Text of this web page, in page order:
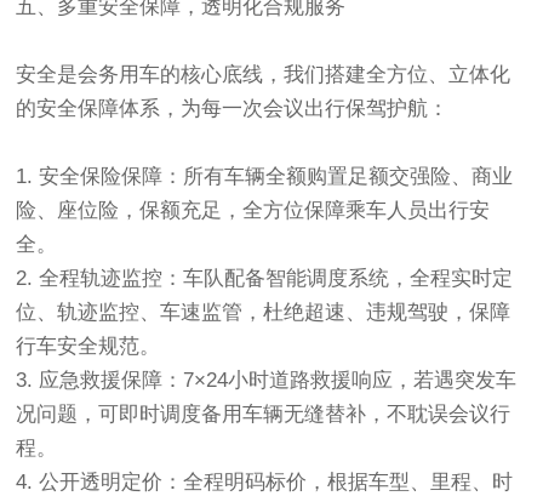
五、多重安全保障，透明化合规服务
安全是会务用车的核心底线，我们搭建全方位、立体化
的安全保障体系，为每一次会议出行保驾护航：
1. 安全保险保障：所有车辆全额购置足额交强险、商业
险、座位险，保额充足，全方位保障乘车人员出行安
全。
2. 全程轨迹监控：车队配备智能调度系统，全程实时定
位、轨迹监控、车速监管，杜绝超速、违规驾驶，保障
行车安全规范。
3. 应急救援保障：7×24小时道路救援响应，若遇突发车
况问题，可即时调度备用车辆无缝替补，不耽误会议行
程。
4. 公开透明定价：全程明码标价，根据车型、里程、时